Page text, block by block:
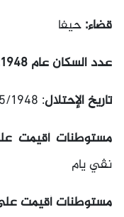
قضاء: حيفا
عدد السكان عام 1948:
تاريخ الإحتلال: 15/05/1948
مستوطنات أقيمت على
نڤي يام
مستوطنات أقيمت على